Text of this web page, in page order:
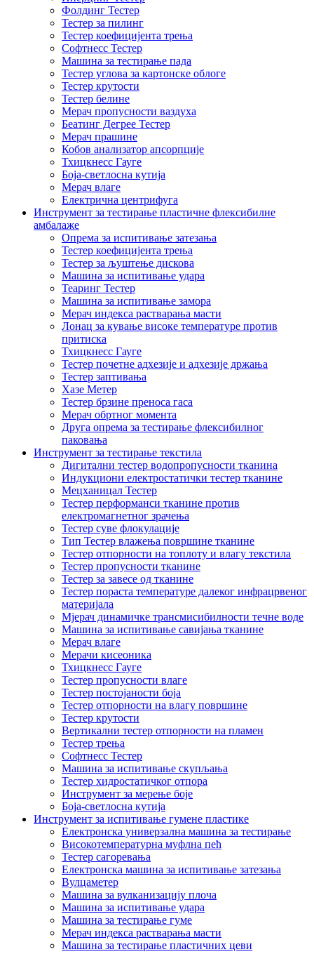
Фолдинг Тестер
Тестер за пилинг
Тестер коефицијента трења
Софтнесс Тестер
Машина за тестирање пада
Тестер углова за картонске облоге
Тестер крутости
Тестер белине
Мерач пропусности ваздуха
Беатинг Дегрее Тестер
Мерач прашине
Кобов анализатор апсорпције
Тхицкнесс Гауге
Боја-светлосна кутија
Мерач влаге
Електрична центрифуга
Инструмент за тестирање пластичне флексибилне
амбалаже
Опрема за испитивање затезања
Тестер коефицијента трења
Тестер за љуштење дискова
Машина за испитивање удара
Теаринг Тестер
Машина за испитивање замора
Мерач индекса растварања масти
Лонац за кување високе температуре против
притиска
Тхицкнесс Гауге
Тестер почетне адхезије и адхезије држања
Тестер заптивања
Хазе Метер
Тестер брзине преноса гаса
Мерач обртног момента
Друга опрема за тестирање флексибилног
паковања
Инструмент за тестирање текстила
Дигитални тестер водопропусности тканина
Индукциони електростатички тестер тканине
Мецханицал Тестер
Тестер перформанси тканине против
електромагнетног зрачења
Тестер суве флокулације
Тип Тестер влажења површине тканине
Тестер отпорности на топлоту и влагу текстила
Тестер пропусности тканине
Тестер за завесе од тканине
Тестер пораста температуре далеког инфрацрвеног
материјала
Мјерач динамичке трансмисибилности течне воде
Машина за испитивање савијања тканине
Мерач влаге
Мерачи кисеоника
Тхицкнесс Гауге
Тестер пропусности влаге
Тестер постојаности боја
Тестер отпорности на влагу површине
Тестер крутости
Вертикални тестер отпорности на пламен
Тестер трења
Софтнесс Тестер
Машина за испитивање скупљања
Тестер хидростатичког отпора
Инструмент за мерење боје
Боја-светлосна кутија
Инструмент за испитивање гумене пластике
Електронска универзална машина за тестирање
Високотемпературна муфлна пећ
Тестер сагоревања
Електронска машина за испитивање затезања
Вулцаметер
Машина за вулканизацију плоча
Машина за испитивање удара
Машина за тестирање гуме
Мерач индекса растварања масти
Машина за тестирање пластичних цеви